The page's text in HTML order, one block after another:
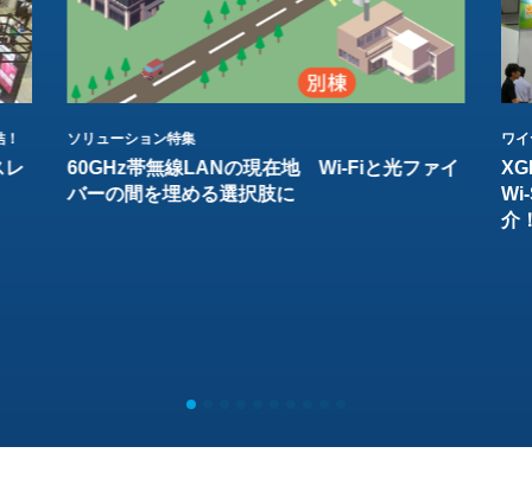
レ
ソリューション特集
60GHz帯無線LANの現在地 Wi-Fiと光ファイ
バーの間を埋める選択肢に
ワ
介